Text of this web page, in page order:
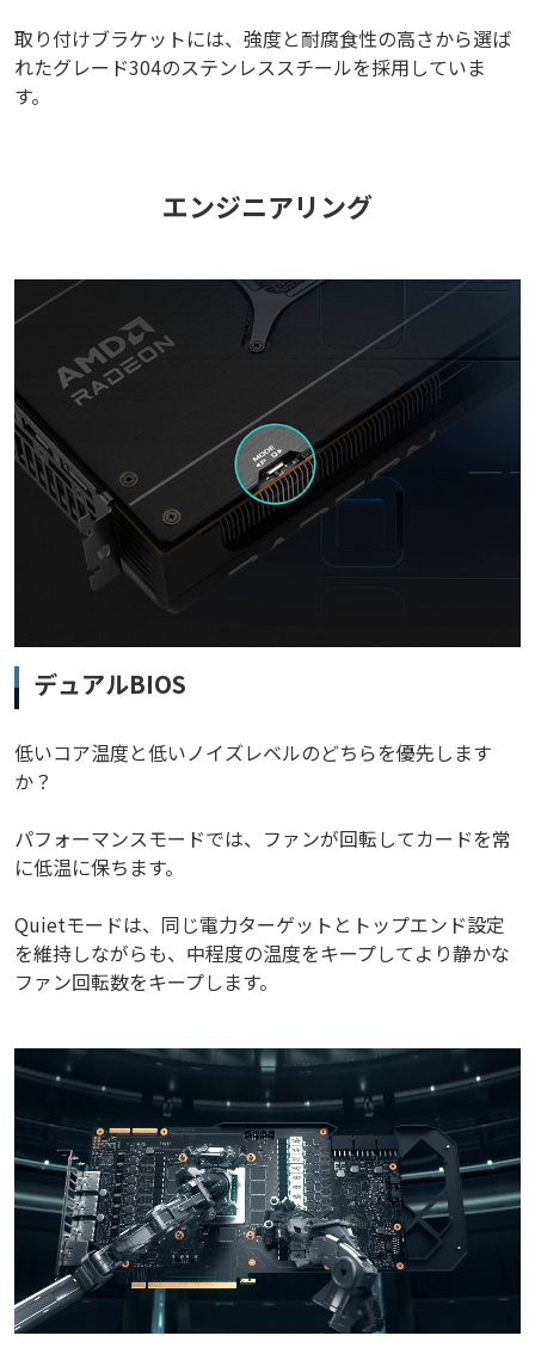
取り付けブラケットには、強度と耐腐食性の高さから選ば
れたグレード304のステンレススチールを採用していま
す。
エンジニアリング
デュアルBIOS
低いコア温度と低いノイズレベルのどちらを優先します
か？
パフォーマンスモードでは、ファンが回転してカードを常
に低温に保ちます。
Quietモードは、同じ電力ターゲットとトップエンド設定
を維持しながらも、中程度の温度をキープしてより静かな
ファン回転数をキープします。